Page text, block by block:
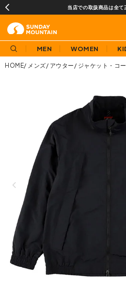
当店での取扱商品は全て
MEN WOMEN
HOME メンズ アウター ジャケット・コ